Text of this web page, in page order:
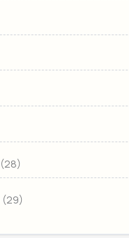
(28)
(29)